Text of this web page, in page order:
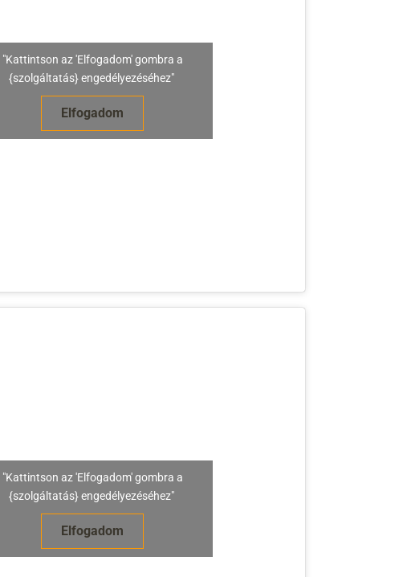
"Kattintson az 'Elfogadom' gombra a
{szolgáltatás} engedélyezéséhez"
Elfogadom
"Kattintson az 'Elfogadom' gombra a
{szolgáltatás} engedélyezéséhez"
Elfogadom